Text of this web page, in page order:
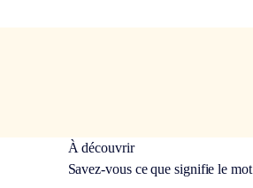
À découvrir
Savez-vous ce que signifie le mot